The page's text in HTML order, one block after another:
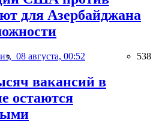
для Азербайджана
08 августа, 00:52 538
вакансий в
остаются